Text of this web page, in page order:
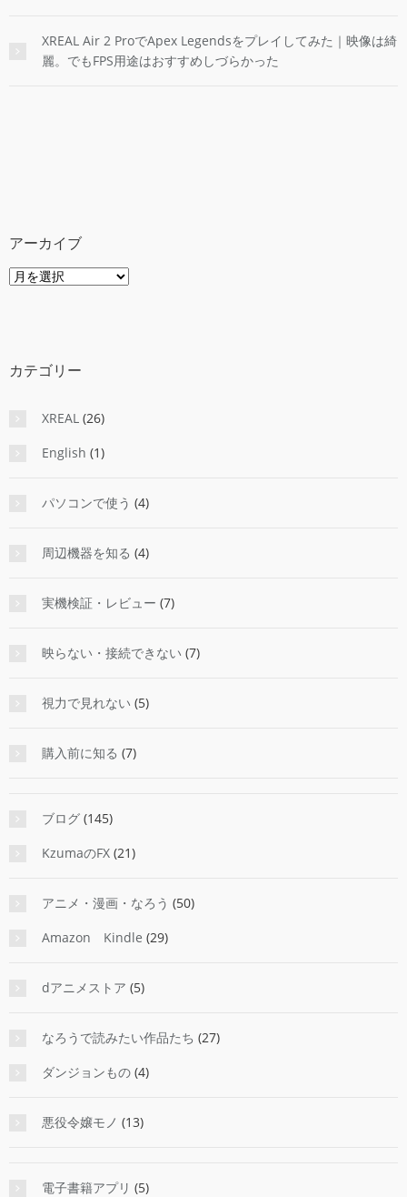
XREAL Air 2 ProでApex Legendsをプレイしてみた｜映像は綺
麗。でもFPS用途はおすすめしづらかった
アーカイブ
ア
カテゴリー
XREAL (26)
English (1)
パソコンで使う (4)
周辺機器を知る (4)
実機検証・レビュー (7)
映らない・接続できない (7)
視力で見れない (5)
購入前に知る (7)
ブログ (145)
KzumaのFX (21)
アニメ・漫画・なろう (50)
Amazon Kindle (29)
dアニメストア (5)
なろうで読みたい作品たち (27)
ダンジョンもの (4)
悪役令嬢モノ (13)
電子書籍アプリ (5)